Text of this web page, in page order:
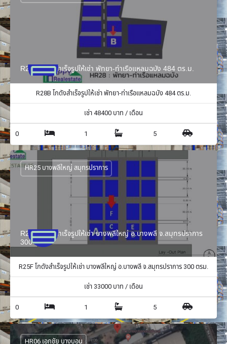
R28B โกดังสำเร็จรูปให้เช่า พัทยา-ท่าเรือแหลมฉบัง 484 ตร.ม.
R28B โกดังสำเร็จรูปให้เช่า พัทยา-ท่าเรือแหลมฉบัง 484 ตร.ม.
เช่า48400 บาท / เดือน
0 1 5
R25F โกดังสำเร็จรูปให้เช่า บางพลีใหญ่ อ.บางพลี จ.สมุทรปราการ
300 ตรม.
HR25 บางพลีใหญ่ สมุทรปราการ
R25F โกดังสำเร็จรูปให้เช่า บางพลีใหญ่ อ.บางพลี จ.สมุทรปราการ 300 ตรม.
เช่า 33000 บาท / เดือน
0 1 5
HR06 เอกชัย บางบอน